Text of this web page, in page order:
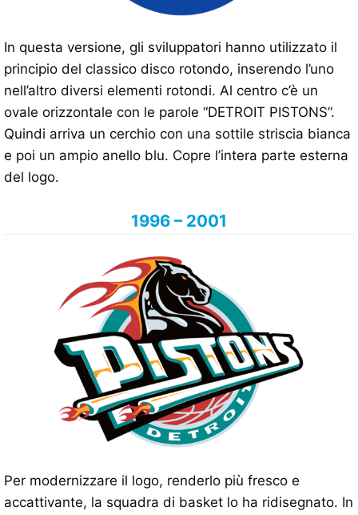
In questa versione, gli sviluppatori hanno utilizzato il
principio del classico disco rotondo, inserendo l’uno
nell’altro diversi elementi rotondi. Al centro c’è un
ovale orizzontale con le parole “DETROIT PISTONS”.
Quindi arriva un cerchio con una sottile striscia bianca
e poi un ampio anello blu. Copre l’intera parte esterna
del logo.
1996 – 2001
Per modernizzare il logo, renderlo più fresco e
accattivante, la squadra di basket lo ha ridisegnato. In